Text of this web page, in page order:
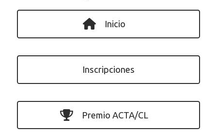
Inicio
Inscripciones
Premio ACTA/CL